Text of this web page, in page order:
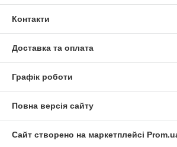
Контакти
Доставка та оплата
Графік роботи
Повна версія сайту
Сайт створено на маркетплейсі